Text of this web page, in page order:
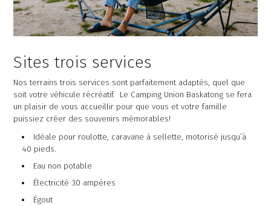
Sites trois services
Nos terrains trois services sont parfaitement adaptés, quel que
soit votre véhicule récréatif. Le Camping Union Baskatong se fera
un plaisir de vous accueillir pour que vous et votre famille
puissiez créer des souvenirs mémorables!
Idéale pour roulotte, caravane à sellette, motorisé jusqu’à
40 pieds.
Eau non potable
Électricité 30 ampères
Égout